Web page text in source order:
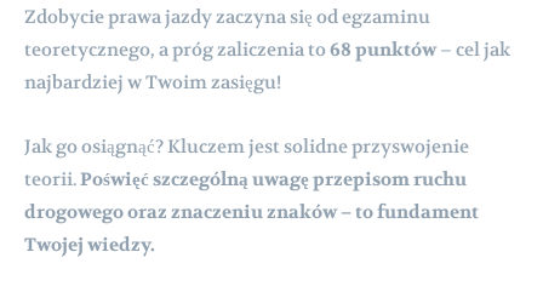
Zdobycie prawa jazdy zaczyna się od egzaminu
teoretycznego, a próg zaliczenia to68 punktów– cel jak
najbardziej w Twoim zasięgu!
Jak go osiągnąć? Kluczem jest solidne przyswojenie
teorii.Poświęć szczególną uwagę przepisom ruchu
drogowego oraz znaczeniu znaków – to fundament
Twojej wiedzy.